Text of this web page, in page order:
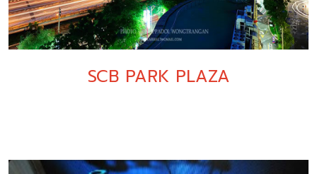
SCB PARK PLAZA